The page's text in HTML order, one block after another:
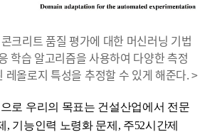
크리트 품질 평가에 대한 머신러닝 기법
학습 알고리즘을 사용하여 다양한 측정
레올로지 특성을 추정할 수 있게 해준다. >
로 우리의 목표는 건설산업에서 전문
, 기능인력 노령화 문제, 주52시간제